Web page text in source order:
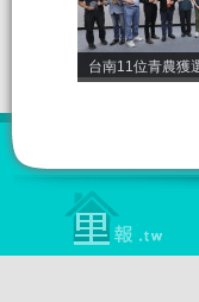
台南11位青農